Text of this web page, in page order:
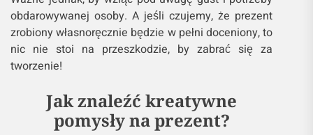
obdarowywanej osoby. A jeśli czujemy, że prezent
zrobiony własnoręcznie będzie w pełni doceniony, to
nic nie stoi na przeszkodzie, by zabrać się za
tworzenie!
Jak znaleźć kreatywne
pomysły na prezent?